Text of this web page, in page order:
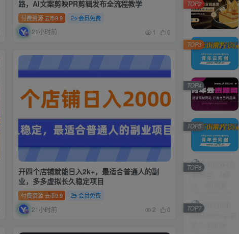
路，AI文案剪映PR剪辑发布全流程教学
付费资源 云币9.9 会员免费
21小时前 1 0
开四个店铺就能日入2k+，最适合普通人的副
业，多多虚拟长久稳定项目
付费资源 云币9.9 会员免费
21小时前 2 0
TOP2
TOP3
TOP4
TOP5
TOP6
TOP7